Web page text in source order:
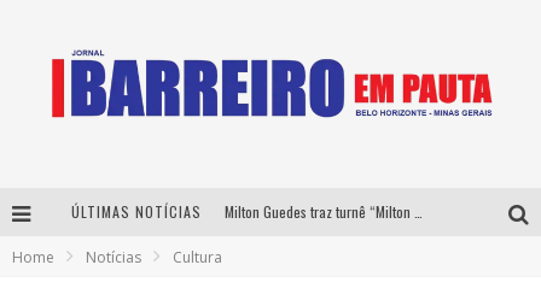
ÚLTIMAS NOTÍCIAS
Home Notícias Cultura